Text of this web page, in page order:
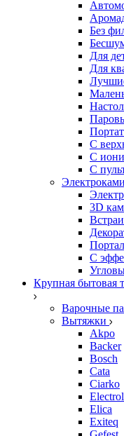
Без
Для
Для
С
С
С
3D
С
Крупная бытовая
Варочные
Вытяжки
Akpo
Backer
Bosch
Cata
Ciarko
Elica
Exiteq